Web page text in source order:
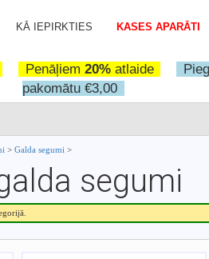
KĀ IEPIRKTIES KASES APARĀTI
Penāļiem 20%atlaide
pakomātu €3,00
> Galda segumi >
segumi